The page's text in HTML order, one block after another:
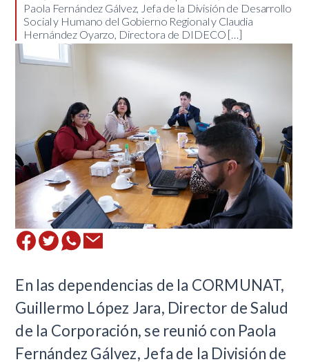
Paola Fernández Gálvez, Jefa de la División de Desarrollo
Social y Humano del Gobierno Regional y Claudia
Hernández Oyarzo, Directora de DIDECO […]
En las dependencias de la CORMUNAT,
Guillermo López Jara, Director de Salud
de la Corporación, se reunió con Paola
Fernández Gálvez, Jefa de la División de